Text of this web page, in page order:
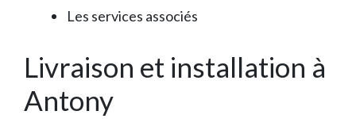
Les services associés
Livraison et installation à
Antony